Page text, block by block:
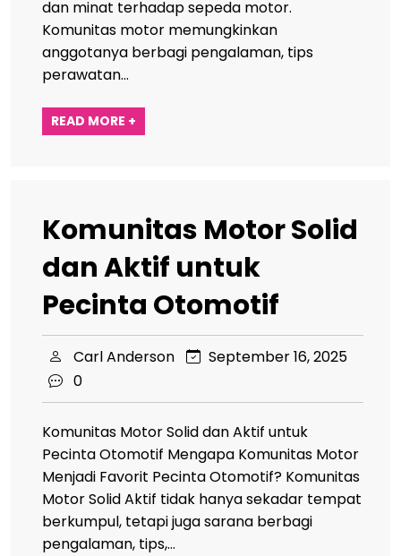
dan minat terhadap sepeda motor.
Komunitas motor memungkinkan
anggotanya berbagi pengalaman, tips
perawatan…
READ MORE +
Komunitas Motor Solid
dan Aktif untuk
Pecinta Otomotif
Carl Anderson
September 16, 2025
0
Komunitas Motor Solid dan Aktif untuk
Pecinta Otomotif Mengapa Komunitas Motor
Menjadi Favorit Pecinta Otomotif? Komunitas
Motor Solid Aktif tidak hanya sekadar tempat
berkumpul, tetapi juga sarana berbagi
pengalaman, tips,…